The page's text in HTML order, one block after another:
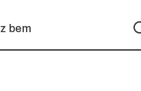
bem